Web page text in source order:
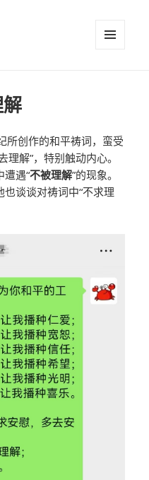
所创作的和平祷词，蛮受
解”，特别触动内心。
遭遇“不被理解”的现象。
谈谈对祷词中“不求理